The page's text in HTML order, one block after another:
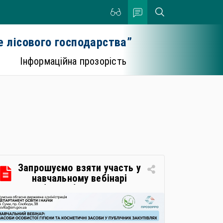
господарства”
Інформаційна прозорість
Запрошуємо взяти участь у
навчальному вебінарі
«Засоби особистої гігієни та
косметичні засоби у
публічних закупівлях: як
сформувати вимоги та